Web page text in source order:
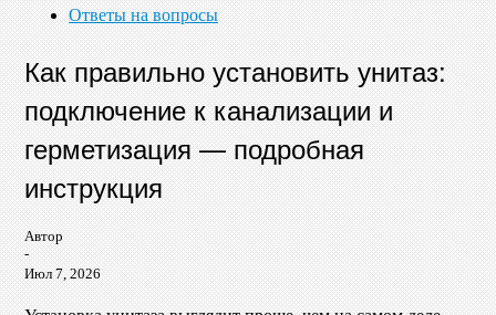
Ответы на вопросы
Как правильно установить унитаз:
подключение к канализации и
герметизация — подробная
инструкция
Автор
-
Июл 7, 2026